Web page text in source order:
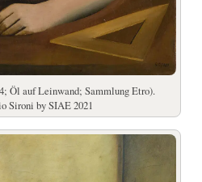
Öl auf Leinwand; Sammlung Etro).
Sironi by SIAE 2021